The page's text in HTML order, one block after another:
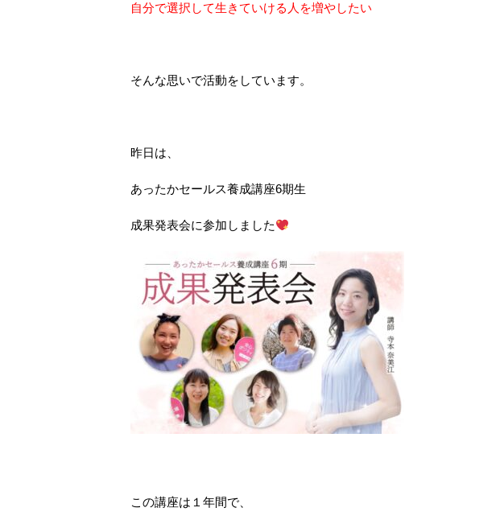
自分で選択して生きていける人を増やしたい
そんな思いで活動をしています。
昨日は、
あったかセールス養成講座6期生
成果発表会に参加しました
この講座は１年間で、